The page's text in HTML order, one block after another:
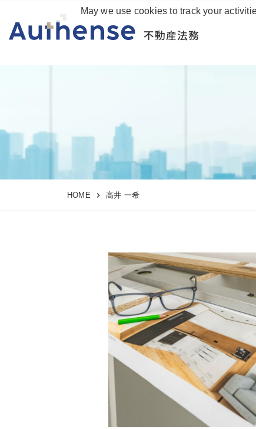
不動産法務
HOME 高井 一希
May we use cookies to track your